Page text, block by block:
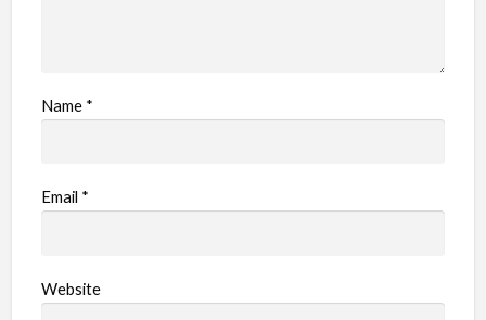
Name *
Email *
Website